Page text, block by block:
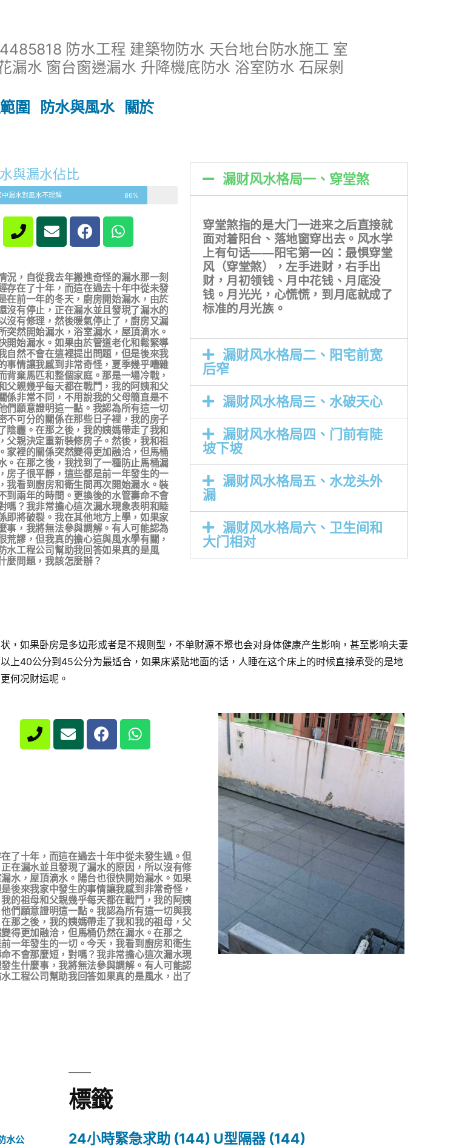
防水工程 建築物防水 天台地台防水施工 室
漏水 窗台窗邊漏水 升降機底防水 浴室防水 石屎剝
圍 防水與風水 關於
與漏水佔比
漏水對風水不理解 86%
況，自從我去年搬進奇怪的漏水那一刻
存在了十年，而這在過去十年中從未發
在前一年的冬天，廚房開始漏水，由於
沒有停止，正在漏水並且發現了漏水的
沒有修理，然後暖氣停止了，廚房又漏
突然開始漏水，浴室漏水，屋頂滴水。
開始漏水。如果由於管道老化和鬆緊導
自然不會在這裡提出問題，但是後來我
事情讓我感到非常奇怪，夏季幾乎嘈雜
背棄馬匹和整個家庭。那是一場冷戰，
父親幾乎每天都在戰鬥，我的阿姨和父
係非常不同，不用說我的父母簡直是不
們願意證明這一點。我認為所有這一切
不可分的關係在那些日子裡，我的房子
陰霾。在那之後，我的姨媽帶走了我和
父親決定重新裝修房子。然後，我和祖
家裡的關係突然變得更加融洽，但馬桶
。在那之後，我找到了一種防止馬桶漏
房子很平靜，這些都是前一年發生的一
我看到廚房和衛生間再次開始漏水。裝
到兩年的時間。更換後的水管壽命不會
嗎？我非常擔心這次漏水現象表明和睦
即將破裂。我在其他地方上學，如果家
事，我將無法參與調解。有人可能認為
荒謬，但我真的擔心這與風水學有關，
水工程公司幫助我回答如果真的是風
麼問題，我該怎麼辦？
漏财风水格局一、穿堂煞
穿堂煞指的是大门一进来之后直接就
面对着阳台、落地窗穿出去。风水学
上有句话——阳宅第一凶：最惧穿堂
风（穿堂煞），左手进财，右手出
财，月初领钱、月中花钱、月底没
钱。月光光，心慌慌，到月底就成了
标准的月光族。
漏财风水格局二、阳宅前宽
后窄
漏财风水格局三、水破天心
漏财风水格局四、门前有陡
坡下坡
漏财风水格局五、水龙头外
漏
漏财风水格局六、卫生间和
大门相对
，如果卧房是多边形或者是不规则型，不单财源不聚也会对身体健康产生影响，甚至影响夫妻
上40公分到45公分为最适合，如果床紧贴地面的话，人睡在这个床上的时候直接承受的是地
何况财运呢。
了十年，而這在過去十年中從未發生過。但
在漏水並且發現了漏水的原因，所以沒有修
水，屋頂滴水。陽台也很快開始漏水。如果
後來我家中發生的事情讓我感到非常奇怪，
的祖母和父親幾乎每天都在戰鬥，我的阿姨
們願意證明這一點。我認為所有這一切與我
那之後，我的姨媽帶走了我和我的祖母，父
得更加融洽，但馬桶仍然在漏水。在那之
一年發生的一切。今天，我看到廚房和衛生
不會那麼短，對嗎？我非常擔心這次漏水現
生什麼事，我將無法參與調解。有人可能認
工程公司幫助我回答如果真的是風水，出了
水公
標籤
24小時緊急求助 (144) U型隔器 (144)